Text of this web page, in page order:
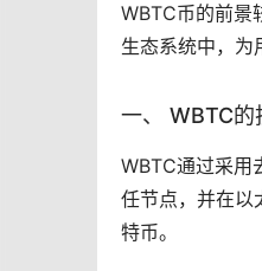
WBTC币的前景
生态系统中，为
一、 WBTC的
WBTC通过采用
任节点，并在以
特币。